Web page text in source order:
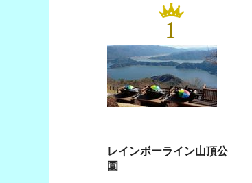
1
レインボーライン山頂公
園